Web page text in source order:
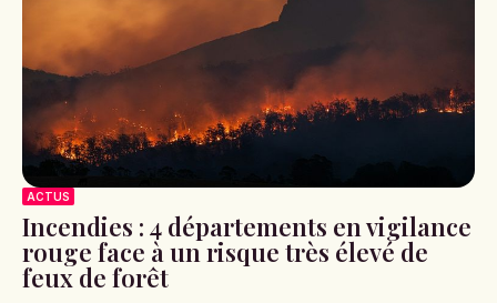
ACTUS
Incendies : 4 départements en vigilance
rouge face à un risque très élevé de
feux de forêt